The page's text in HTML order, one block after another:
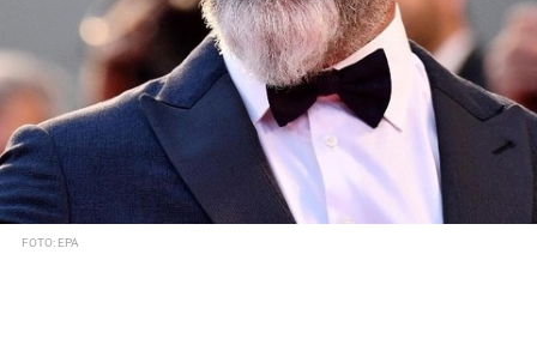
FOTO: EPA